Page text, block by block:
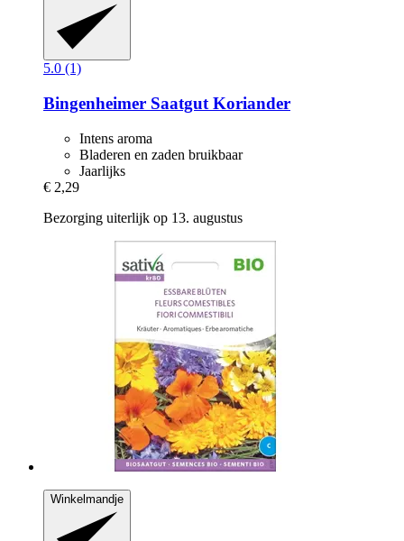
5.0 (1)
Bingenheimer Saatgut Koriander
Intens aroma
Bladeren en zaden bruikbaar
Jaarlijks
€ 2,29
Bezorging uiterlijk op 13. augustus
Winkelmandje